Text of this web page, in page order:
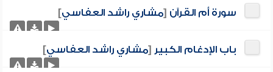
سورة أم القرآن [مشاري راشد العفاسي]
باب الإدغام الكبير [مشاري راشد العفاسي]